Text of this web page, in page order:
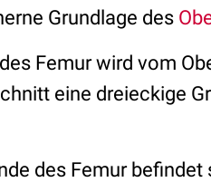
Grundlage des
Femur wird vom
eine dreieckige
des Femur